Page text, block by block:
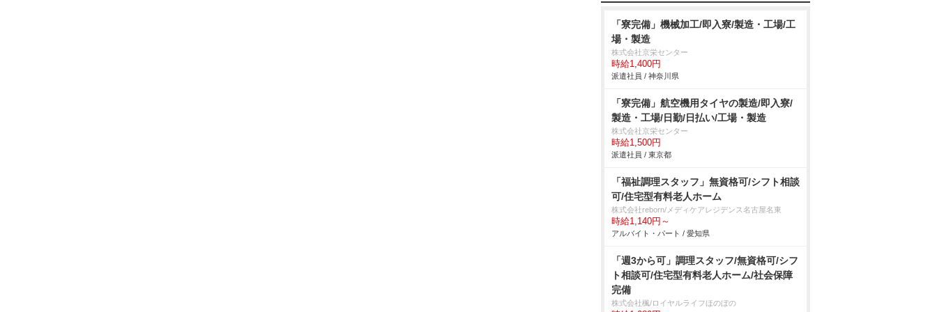
「寮完備」機械加工/即入寮/製造・工場/工
場・製造
株式会社京栄センター
時給1,400円
派遣社員 / 神奈川県
「寮完備」航空機用タイヤの製造/即入寮/
製造・工場/日勤/日払い/工場・製造
株式会社京栄センター
時給1,500円
派遣社員 / 東京都
「福祉調理スタッフ」無資格可/シフト相談
可/住宅型有料老人ホーム
株式会社reborn/メディケアレジデンス名古屋名東
時給1,140円～
アルバイト・パート / 愛知県
「週3から可」調理スタッフ/無資格可/シフ
ト相談可/住宅型有料老人ホーム/社会保障
完備
株式会社楓/ロイヤルライフほのぼの